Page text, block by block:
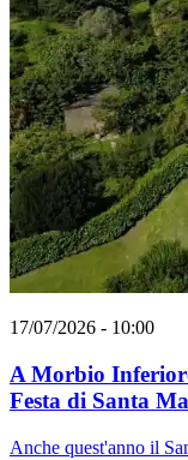
17/07/2026 - 10:00
A Morbio
Festa di Santa
Anche quest'anno il